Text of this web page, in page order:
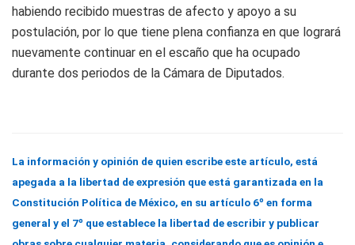
habiendo recibido muestras de afecto y apoyo a su
postulación, por lo que tiene plena confianza en que logrará
nuevamente continuar en el escaño que ha ocupado
durante dos periodos de la Cámara de Diputados.
La información y opinión de quien escribe este artículo, está
apegada a la libertad de expresión que está garantizada en la
Constitución Política de México, en su artículo 6º en forma
general y el 7º que establece la libertad de escribir y publicar